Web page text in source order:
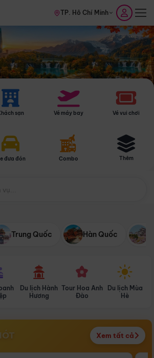
TP. Hồ Chí Minh
sạn Vé máy bay Vé vui chơi
đưa đón Combo Thêm
Trung Quốc Hàn Quốc
Du lịch Hành
Hương
Tour Hoa Anh
Đào
Du lịch Mùa
Hè
Xem tất cả
Điểm nổi bật